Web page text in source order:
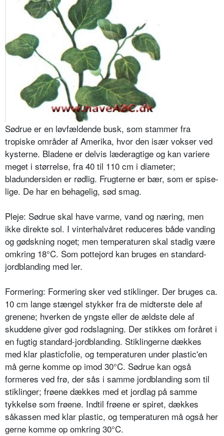
Sødrue er en løvfældende busk, som stammer fra
tropiske områder af Ame­rika, hvor den især vokser ved
kyster­ne. Bladene er delvis læderagtige og kan variere
meget i størrelse, fra 40 til 110 cm i diameter;
bladundersiden er rødlig. Frugterne er bær, som er spise­
lige. De har en behagelig, sød smag.
Pleje: Sødrue skal have varme, vand og næring, men
ikke direkte sol. I vinterhalvåret reduceres både vanding
og gødskning noget; men temperatu­ren skal stadig være
omkring 18°C. Som pottejord kan bruges en standard­
jordblanding med ler.
Formering: Formering sker ved stiklinger. Der bruges ca.
10 cm lange stæn­gel stykker fra de midterste dele af
grenene; hverken de yngste eller de ældste dele af
skuddene giver god rodslagning. Der stikkes om foråret i
en fugtig standard-jordblanding. Stik­lingerne dækkes
med klar plasticfolie, og temperaturen under plastic'en
må gerne komme op imod 30°C. Sødrue kan også
formeres ved frø, der sås i samme jordblanding som til
stiklinger; frøene dækkes med et jordlag på sam­me
tykkelse som frøene. Indtil frøene er spiret, dækkes
såkassen med klar plastic, og temperaturen må også her
gerne komme op omkring 30°C.